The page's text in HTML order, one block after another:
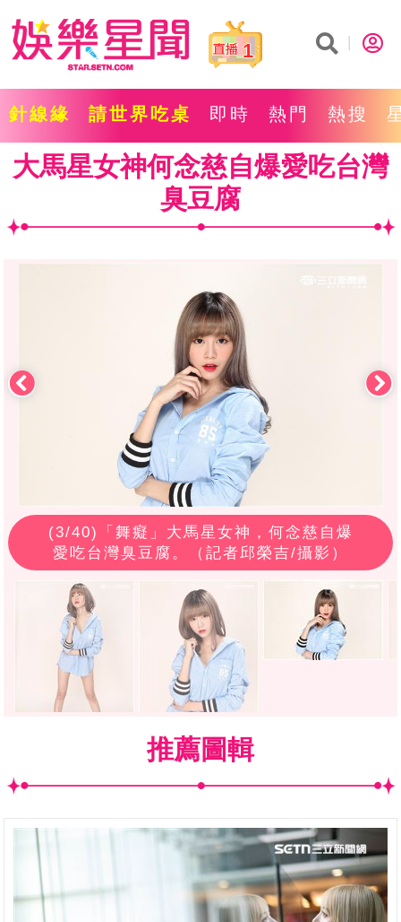
1
針線緣 請世界吃桌 即時 熱門 熱搜
大馬星女神何念慈自爆愛吃台灣
臭豆腐
(3/40)「舞癡」大馬星女神，何念慈自爆
愛吃台灣臭豆腐。（記者邱榮吉/攝影）
推薦圖輯